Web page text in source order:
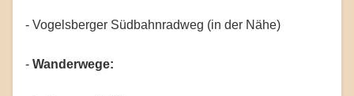
- Vogelsberger Südbahnradweg (in der Nähe)
- Wanderwege: